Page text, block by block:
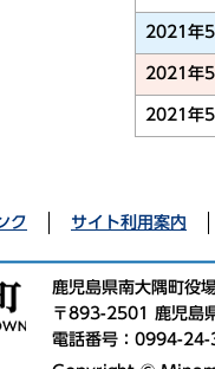
2021年
2021年
2021年
ク サイト利用案内
鹿児島県南大隅町役
〒893-2501 鹿児島
電話番号：0994-